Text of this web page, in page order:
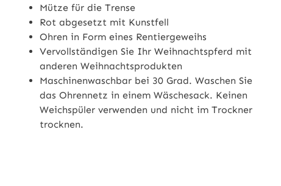
Mütze für die Trense
Rot abgesetzt mit Kunstfell
Ohren in Form eines Rentiergeweihs
Vervollständigen Sie Ihr Weihnachtspferd mit
anderen Weihnachtsprodukten
Maschinenwaschbar bei 30 Grad. Waschen Sie
das Ohrennetz in einem Wäschesack. Keinen
Weichspüler verwenden und nicht im Trockner
trocknen.